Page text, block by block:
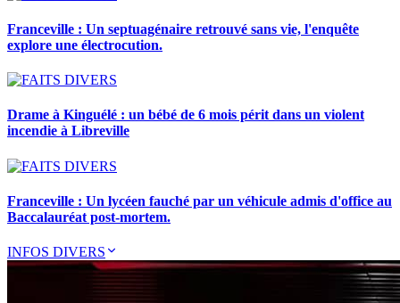
Franceville : Un septuagénaire retrouvé sans vie, l'enquête
explore une électrocution.
Drame à Kinguélé : un bébé de 6 mois périt dans un violent
incendie à Libreville
Franceville : Un lycéen fauché par un véhicule admis d'office au
Baccalauréat post-mortem.
INFOS DIVERS